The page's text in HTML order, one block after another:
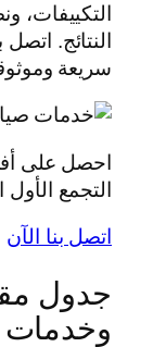
النتائج.
سريعة
احصل على
التجمع الأول
اتصل بنا الآن
جدول
وخدمات